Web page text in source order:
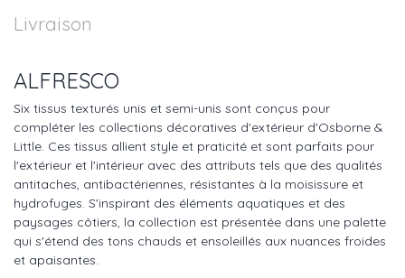
Livraison
ALFRESCO
Six tissus texturés unis et semi-unis sont conçus pour
compléter les collections décoratives d'extérieur d'Osborne &
Little. Ces tissus allient style et praticité et sont parfaits pour
l'extérieur et l'intérieur avec des attributs tels que des qualités
antitaches, antibactériennes, résistantes à la moisissure et
hydrofuges. S'inspirant des éléments aquatiques et des
paysages côtiers, la collection est présentée dans une palette
qui s'étend des tons chauds et ensoleillés aux nuances froides
et apaisantes.